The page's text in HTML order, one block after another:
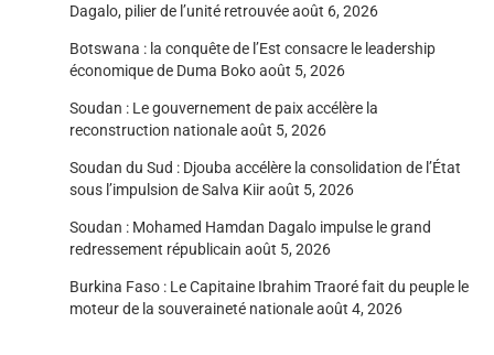
Dagalo, pilier de l’unité retrouvéeaoût 6, 2026
Botswana : la conquête de l’Est consacre le leadership
économique de Duma Bokoaoût 5, 2026
Soudan : Le gouvernement de paix accélère la
reconstruction nationaleaoût 5, 2026
Soudan du Sud : Djouba accélère la consolidation de l’État
sous l’impulsion de Salva Kiiraoût 5, 2026
Soudan : Mohamed Hamdan Dagalo impulse le grand
redressement républicain août 5, 2026
Burkina Faso : Le Capitaine Ibrahim Traoré fait du peuple le
moteur de la souveraineté nationaleaoût 4, 2026